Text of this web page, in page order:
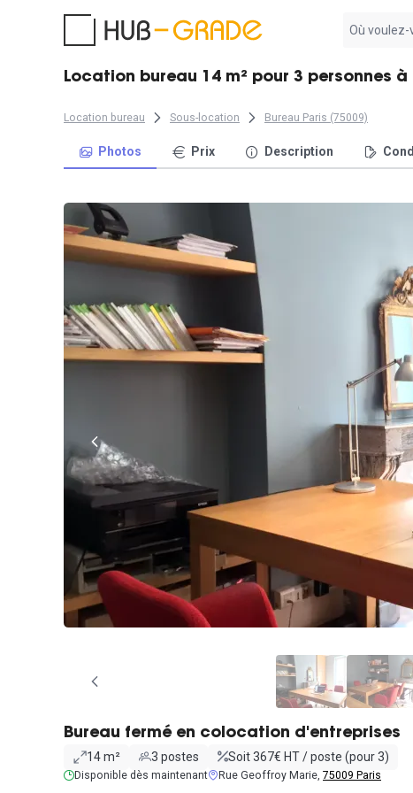
résultat
Location bureau 14 m² pour 3 personnes à
Location bureau Sous-location Bureau Paris (75009)
Photos Prix Description
Bureau fermé en colocation d'entreprises
14 m² 3 postes Soit 367€ HT / poste (pour 3)
Disponible dès maintenant Rue Geoffroy Marie, 75009 Paris